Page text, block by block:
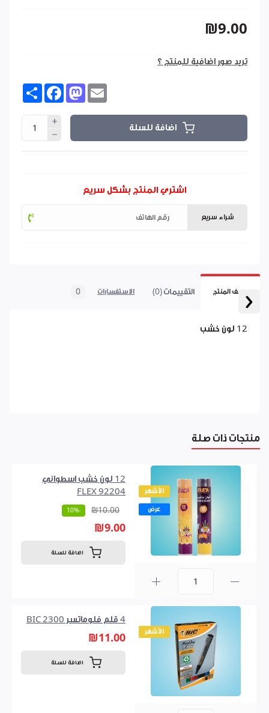
‹
₪9.00
تريد صور اضافية للمنتج ؟
Share FacebookMastodon
اضافة للسلة
اشتري المنتج بشكل سريع
شراء سريع
وصف المنتج التقييمات (0) الاستفسارات 0
12 لون خشب
منتجات ذات صلة
الأشهر
عرض
12 لون خشب اسطواني
FLEX 92204
₪10.00
-10%
₪9.00
اضافة للسلة
الأشهر
4 قلم فلوماتسر BIC 2300
₪11.00
اضافة للسلة